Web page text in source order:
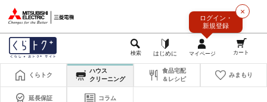
×
ログイン・
新規登録
くらトク
ハウス
クリーニング
食品宅配
＆レシピ
みまもり
延長保証 コラム